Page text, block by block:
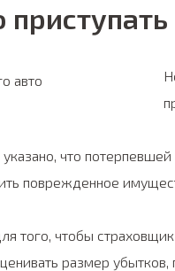
что
поврежденное
того, чтобы
размер